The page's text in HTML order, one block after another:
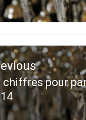
chiffres pour